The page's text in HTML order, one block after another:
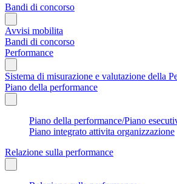
Bandi di concorso
Avvisi mobilita
Bandi di concorso
Performance
Sistema di misurazione e valutazione della
Piano della performance
Piano della performance/Piano
Piano integrato attivita organizzazione
Relazione sulla performance